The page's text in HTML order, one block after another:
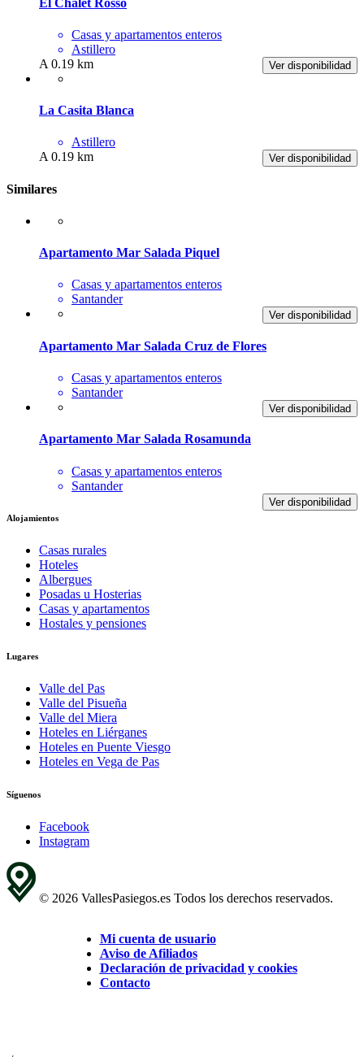
Casas y apartamentos enteros
Astillero
Ver disponibilidad
A 0.19 km
La Casita Blanca
Astillero
Ver disponibilidad
A 0.19 km
Similares
Apartamento Mar Salada Piquel
Casas y apartamentos enteros
Santander
Ver disponibilidad
Apartamento Mar Salada Cruz de Flores
Casas y apartamentos enteros
Santander
Ver disponibilidad
Apartamento Mar Salada Rosamunda
Casas y apartamentos enteros
Santander
Ver disponibilidad
Alojamientos
Casas rurales
Hoteles
Albergues
Posadas u Hosterias
Casas y apartamentos
Hostales y pensiones
Lugares
Valle del Pas
Valle del Pisueña
Valle del Miera
Hoteles en Liérganes
Hoteles en Puente Viesgo
Hoteles en Vega de Pas
Síguenos
Facebook
Instagram
© 2026 VallesPasiegos.es Todos los derechos reservados.
Mi cuenta de usuario
Aviso de Afiliados
Declaración de privacidad y cookies
Contacto